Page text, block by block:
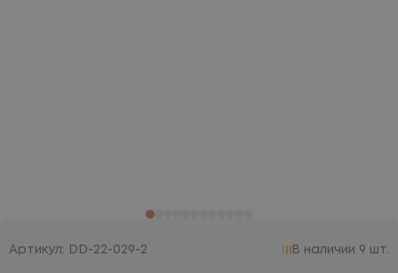
Артикул: DD-22-029-2 В наличии 9 шт.